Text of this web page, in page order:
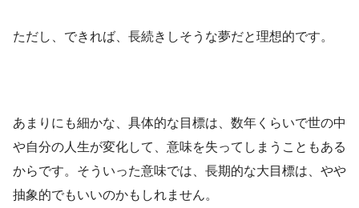
ただし、できれば、長続きしそうな夢だと理想的です。
あまりにも細かな、具体的な目標は、数年くらいで世の中
や自分の人生が変化して、意味を失ってしまうこともある
からです。そういった意味では、長期的な大目標は、やや
抽象的でもいいのかもしれません。